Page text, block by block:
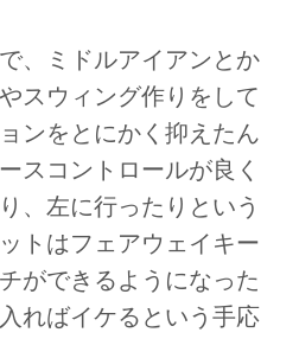
、ミドルアイアンとか
スウィング作りをして
ンをとにかく抑えたん
スコントロールが良く
、左に行ったりという
トはフェアウェイキー
ができるようになった
ればイケるという手応